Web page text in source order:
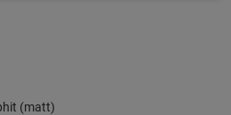
(matt)